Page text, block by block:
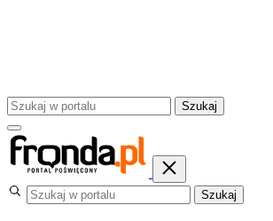
Szukaj
Szukaj